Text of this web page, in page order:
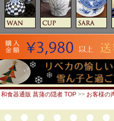
和食器通販 菖蒲の隠者 TOP >> お客様の